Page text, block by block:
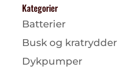
Kategorier
Batterier
Busk og kratrydder
Dykpumper